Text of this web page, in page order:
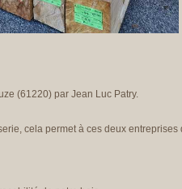
(61220) par Jean Luc Patry.
cela permet à ces deux